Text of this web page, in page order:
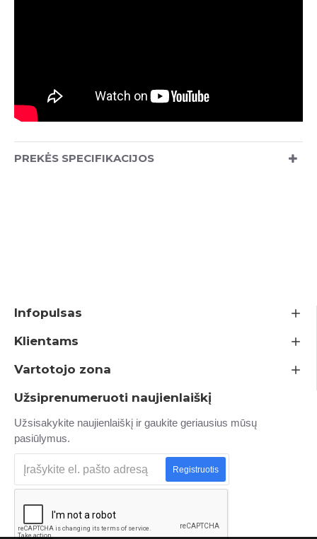
PREKĖS SPECIFIKACIJOS
Infopulsas
Klientams
Vartotojo zona
Užsiprenumeruoti naujienlaiškį
Užsisakykite naujienlaiškį ir gaukite geriausius mūsų
pasiūlymus.
Registruotis